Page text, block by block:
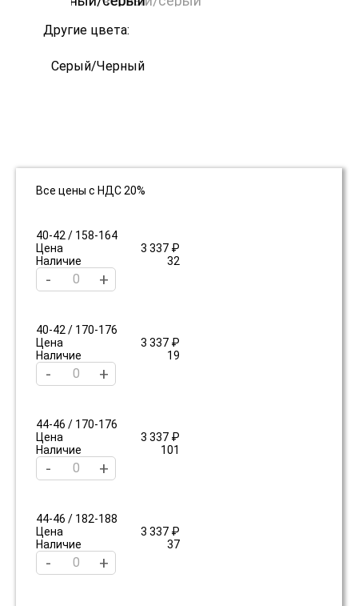
Другие цвета:
Серый/Черный
Все цены с НДС 20%
40-42 / 158-164
Цена
3 337 ₽
Наличие
32
- +
40-42 / 170-176
Цена
3 337 ₽
Наличие
19
- +
44-46 / 170-176
Цена
3 337 ₽
Наличие
101
- +
44-46 / 182-188
Цена
3 337 ₽
Наличие
37
- +